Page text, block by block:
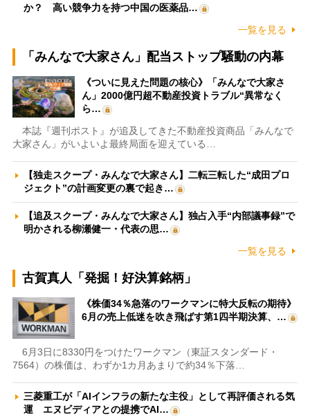
か？ 高い競争力を持つ中国の医薬品…
一覧を見る
「みんなで大家さん」配当ストップ騒動の内幕
《ついに見えた問題の核心》「みんなで大家さ
ん」2000億円超不動産投資トラブル“異常なく
ら…
本誌『週刊ポスト』が追及してきた不動産投資商品「みんなで
大家さん」がいよいよ最終局面を迎えている…
【独走スクープ・みんなで大家さん】二転三転した“成田プロ
ジェクト”の計画変更の裏で起き…
【追及スクープ・みんなで大家さん】独占入手“内部議事録”で
明かされる柳瀬健一・代表の思…
一覧を見る
古賀真人「発掘！好決算銘柄」
《株価34％急落のワークマンに特大反転の期待》
6月の売上低迷を吹き飛ばす第1四半期決算、…
6月3日に8330円をつけたワークマン（東証スタンダード・
7564）の株価は、わずか1カ月あまりで約34％下落…
三菱重工が「AIインフラの新たな主役」として再評価される気
運 エヌビディアとの提携でAI…